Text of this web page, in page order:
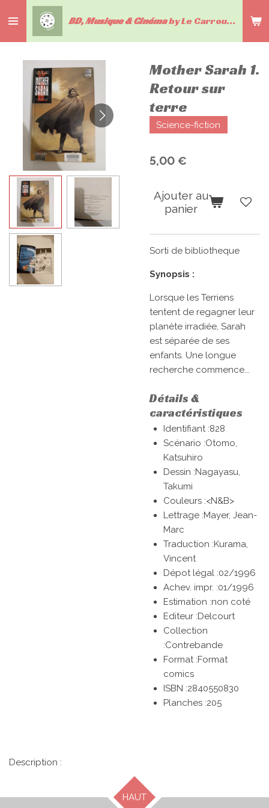
au
contenu
BD, Musique & Cinémaby Le Carrousel du livre
Mother Sarah 1.
Retour sur
terre
Science-fiction
5,00 €
Ajouter au
panier
Sorti de bibliotheque
Synopsis :
Lorsque les Terriens
tentent de regagner leur
planète irradiée, Sarah
est séparée de ses
enfants. Une longue
recherche commence...
Détails &
caractéristiques
Identifiant :828
Scénario :Otomo,
Katsuhiro
Dessin :Nagayasu,
Takumi
Couleurs :<N&B>
Lettrage :Mayer, Jean-
Marc
Traduction :Kurama,
Vincent
Dépot légal :02/1996
Achev. impr. :01/1996
Estimation :non coté
Editeur :Delcourt
Collection
:Contrebande
Format :Format
comics
ISBN :2840550830
Planches :205
Description :
HAUT